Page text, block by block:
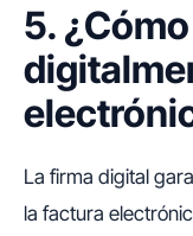
5.
La firma digital
la factura